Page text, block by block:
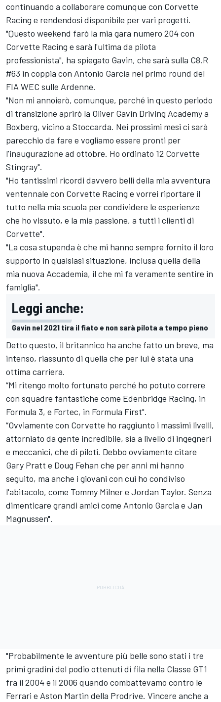
continuando a collaborare comunque con Corvette
Racing e rendendosi disponibile per vari progetti.
"Questo weekend farò la mia gara numero 204 con
Corvette Racing e sarà l'ultima da pilota
professionista", ha spiegato Gavin, che sarà sulla C8.R
#63 in coppia con Antonio Garcia nel primo round del
FIA WEC sulle Ardenne.
"Non mi annoierò, comunque, perché in questo periodo
di transizione aprirò la Oliver Gavin Driving Academy a
Boxberg, vicino a Stoccarda. Nei prossimi mesi ci sarà
parecchio da fare e vogliamo essere pronti per
l'inaugurazione ad ottobre. Ho ordinato 12 Corvette
Stingray".
"Ho tantissimi ricordi davvero belli della mia avventura
ventennale con Corvette Racing e vorrei riportare il
tutto nella mia scuola per condividere le esperienze
che ho vissuto, e la mia passione, a tutti i clienti di
Corvette".
"La cosa stupenda è che mi hanno sempre fornito il loro
supporto in qualsiasi situazione, inclusa quella della
mia nuova Accademia, il che mi fa veramente sentire in
famiglia".
Leggi anche:
Gavin nel 2021 tira il fiato e non sarà pilota a tempo pieno
Detto questo, il britannico ha anche fatto un breve, ma
intenso, riassunto di quella che per lui è stata una
ottima carriera.
“Mi ritengo molto fortunato perché ho potuto correre
con squadre fantastiche come Edenbridge Racing, in
Formula 3, e Fortec, in Formula First".
“Ovviamente con Corvette ho raggiunto i massimi livelli,
attorniato da gente incredibile, sia a livello di ingegneri
e meccanici, che di piloti. Debbo ovviamente citare
Gary Pratt e Doug Fehan che per anni mi hanno
seguito, ma anche i giovani con cui ho condiviso
l'abitacolo, come Tommy Milner e Jordan Taylor. Senza
dimenticare grandi amici come Antonio Garcia e Jan
Magnussen".
"Probabilmente le avventure più belle sono stati i tre
primi gradini del podio ottenuti di fila nella Classe GT1
fra il 2004 e il 2006 quando combattevamo contro le
Ferrari e Aston Martin della Prodrive. Vincere anche a